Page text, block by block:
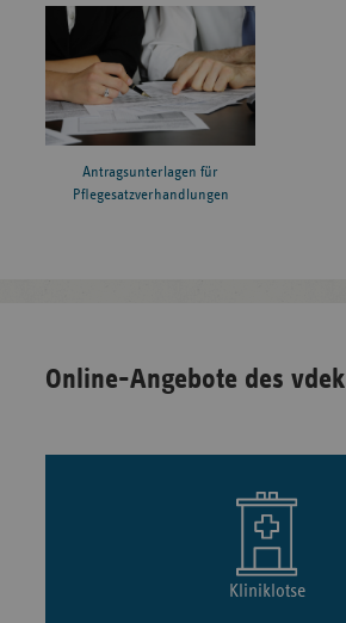
Antragsunterlagen für
Pflegesatzverhandlungen
Online-Angebote des vdek
Kliniklotse